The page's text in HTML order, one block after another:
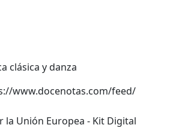
clásica y danza
www.docenotas.com/feed/